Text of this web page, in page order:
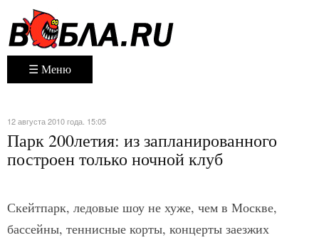
☰ Меню
12 августа 2010 года. 15:05
Парк 200­летия: из запланированного
построен только ночной клуб
Скейт­парк, ледовые шоу не хуже, чем в Москве,
бассейны, теннисные корты, концерты заезжих